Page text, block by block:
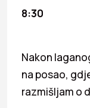
8:30
Nakon
na posao,
razmišljam o